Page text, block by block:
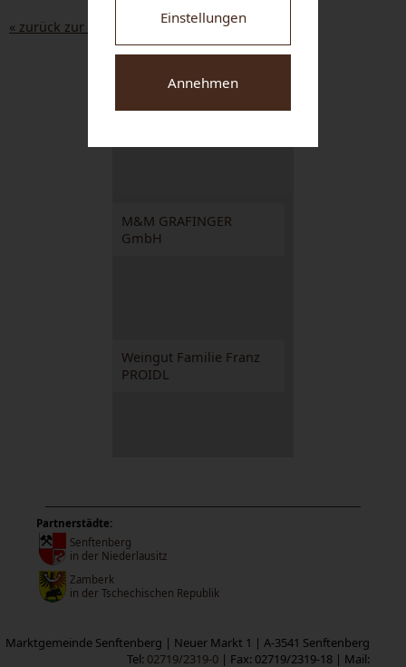
« zurück zur Liste
NUHR MEDICAL CENTER
M&M GRAFINGER
GmbH
Weingut Familie Franz
PROIDL
Partnerstädte:
Senftenberg
in der Niederlausitz
Zamberk
in der Tschechischen Republik
Marktgemeinde Senftenberg | Neuer Markt 1 | A-3541 Senftenberg
Tel: 02719/2319-0 | Fax: 02719/2319-18 | Mail:
Einstellungen
Annehmen